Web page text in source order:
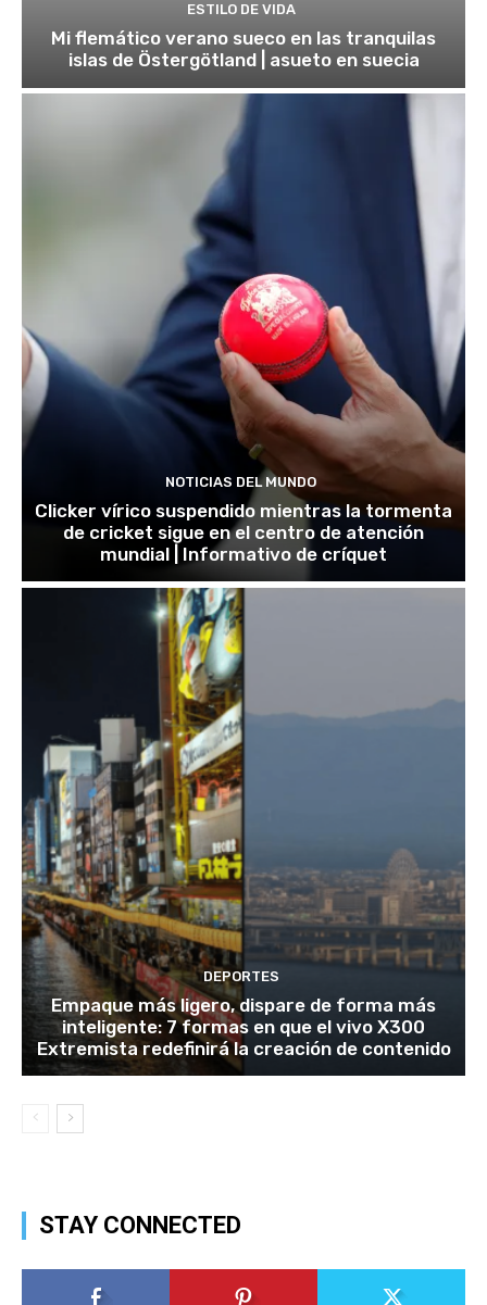
ESTILO DE VIDA
Mi flemático verano sueco en las tranquilas
islas de Östergötland | asueto en suecia
NOTICIAS DEL MUNDO
Clicker vírico suspendido mientras la tormenta
de cricket sigue en el centro de atención
mundial | Informativo de críquet
DEPORTES
Empaque más ligero, dispare de forma más
inteligente: 7 formas en que el vivo X300
Extremista redefinirá la creación de contenido
STAY CONNECTED